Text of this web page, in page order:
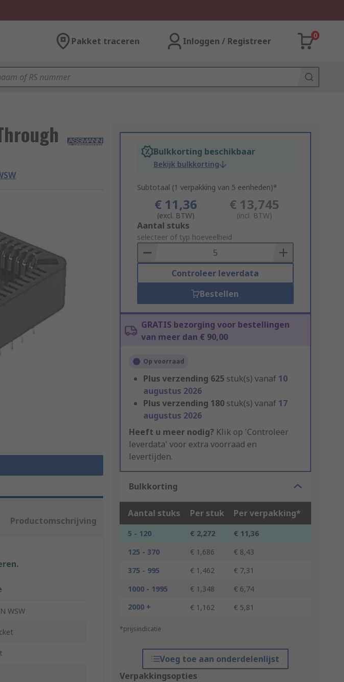
Pakket traceren Inloggen / Registreer
0
Bulkkorting beschikbaar
Bekijk bulkkorting
Subtotaal (1 verpakking van 5 eenheden)*
€ 11,36
(excl. BTW)
€ 13,745
(incl. BTW)
Add
to
Basket
Aantal stuks
selecteer of typ hoeveelheid
Controleer leverdata
Bestellen
GRATIS bezorging voor bestellingen
van meer dan € 90,00
Op voorraad
Plus verzending 625 stuk(s) vanaf 10
augustus 2026
Plus verzending 180 stuk(s) vanaf 17
augustus 2026
Heeft u meer nodig? Klik op 'Controleer
leverdata' voor extra voorraad en
levertijden.
Bulkkorting
Aantal stuks Per stuk Per verpakking*
5 - 120 € 2,272
€ 11,36
125 - 370
€ 1,686
€ 8,43
375 - 995
€ 1,462
€ 7,31
1000 - 1995
€ 1,348
€ 6,74
2000 +
€ 1,162 € 5,81
*prijsindicatie
Voeg toe aan onderdelenlijst
Verpakkingsopties
Productomschrijving
WSW